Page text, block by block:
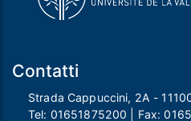
Contatti
Strada Cappuccini, 2A -
Tel: 01651875200 | Fax: